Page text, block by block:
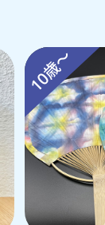
10歳～